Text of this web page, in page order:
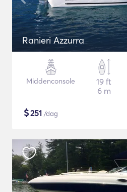
Ranieri Azzurra
Middenconsole
19 ft
6 m
$251 /dag